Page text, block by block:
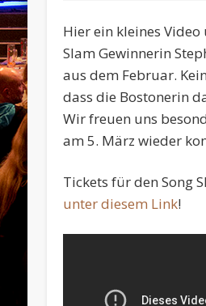
Hier ein kleines Video
Slam Gewinnerin
aus dem Februar.
dass die Bostonerin
Wir freuen uns
am 5. März wieder
Tickets für den Song
unter diesem Link!